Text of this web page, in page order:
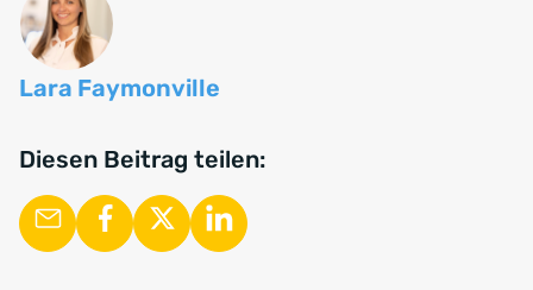
Lara Faymonville
Diesen Beitrag teilen: